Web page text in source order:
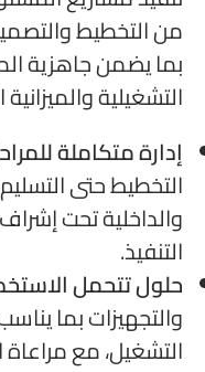
من التخطيط
بما يضمن جاهزية
التشغيلية
إدارة متكاملة
التخطيط حتى
والداخلية تحت
التنفيذ.
حلول تتحمل
والتجهيزات بما
التشغيل، مع